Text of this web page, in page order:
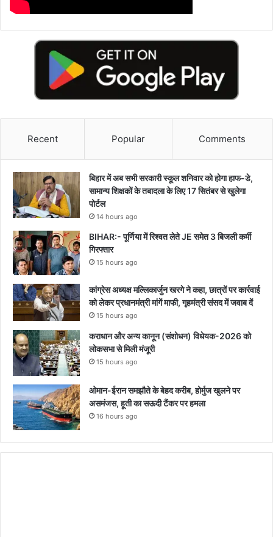
Recent Popular Comments
बिहार में अब सभी सरकारी स्कूल शनिवार को होगा हाफ-डे,
सामान्य शिक्षकों के तबादला के लिए 17 सितंबर से खुलेगा
पोर्टल
14 hours ago
BIHAR:- पूर्णिया में रिश्वत लेते JE समेत 3 बिजली कर्मी
गिरफ्तार
15 hours ago
कांग्रेस अध्यक्ष मल्लिकार्जुन खरगे ने कहा, छात्रों पर कार्रवाई
को लेकर प्रधानमंत्री मांगें माफी, गृहमंत्री संसद में जवाब दें
15 hours ago
कराधान और अन्य कानून (संशोधन) विधेयक-2026 को
लोकसभा से मिली मंजूरी
15 hours ago
ओमान-ईरान समझौते के बेहद करीब, होर्मुज खुलने पर
असमंजस, हूती का सऊदी टैंकर पर हमला
16 hours ago